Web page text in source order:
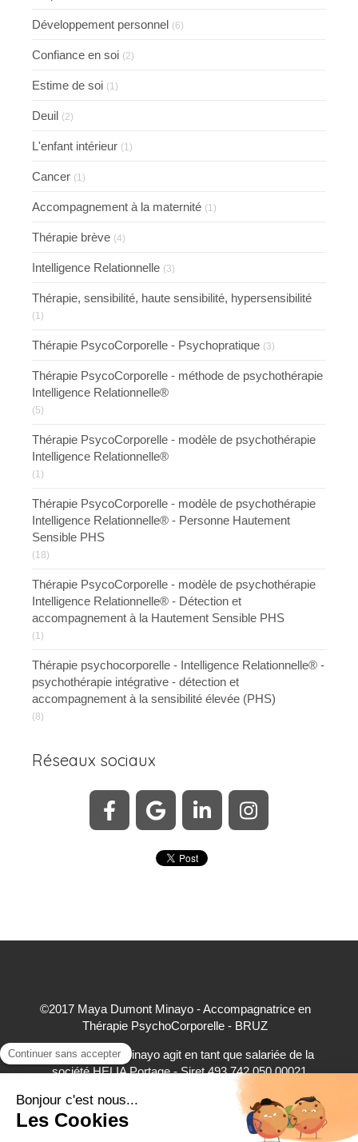
Développement personnel (6)
Confiance en soi (2)
Estime de soi (1)
Deuil (2)
L'enfant intérieur (1)
Cancer (1)
Accompagnement à la maternité (1)
Thérapie brève (4)
Intelligence Relationnelle (3)
Thérapie, sensibilité, haute sensibilité, hypersensibilité
(1)
Thérapie PsycoCorporelle - Psychopratique (3)
Thérapie PsycoCorporelle - méthode de psychothérapie
Intelligence Relationnelle®
(5)
Thérapie PsycoCorporelle - modèle de psychothérapie
Intelligence Relationnelle®
(1)
Thérapie PsycoCorporelle - modèle de psychothérapie
Intelligence Relationnelle® - Personne Hautement
Sensible PHS
(18)
Thérapie PsycoCorporelle - modèle de psychothérapie
Intelligence Relationnelle® - Détection et
accompagnement à la Hautement Sensible PHS
(1)
Thérapie psychocorporelle - Intelligence Relationnelle® -
psychothérapie intégrative - détection et
accompagnement à la sensibilité élevée (PHS)
(8)
Réseaux sociaux
©2017 Maya Dumont Minayo - Accompagnatrice en
Thérapie PsychoCorporelle - BRUZ
Maya Dumont Minayo agit en tant que salariée de la
société HELIA Portage - Siret 493 742 050 00021
accepte à ce titre les règlements par carte bancaire,
virement bancaire et espèces